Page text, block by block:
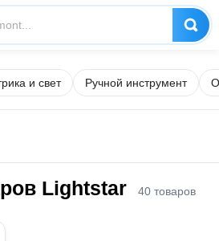
и свет Ручной инструмент
Lightstar 40 товаров